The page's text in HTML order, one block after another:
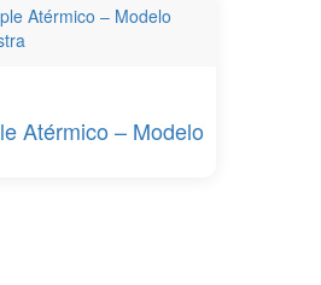
Atérmico – Modelo